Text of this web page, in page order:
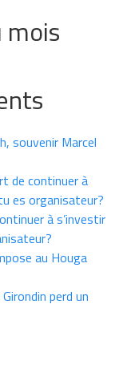
mois
souvenir Marcel
de continuer à
es organisateur?
à s’investir
au Houga
perd un